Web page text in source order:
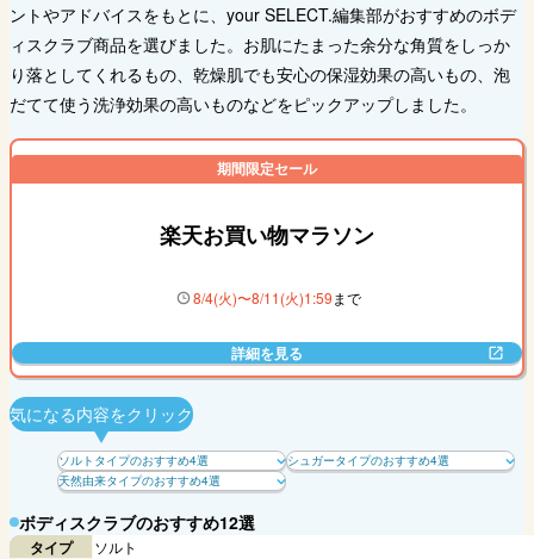
ントやアドバイスをもとに、your SELECT.編集部がおすすめのボデ
ィスクラブ商品を選びました。お肌にたまった余分な角質をしっか
り落としてくれるもの、乾燥肌でも安心の保湿効果の高いもの、泡
だてて使う洗浄効果の高いものなどをピックアップしました。
期間限定セール
楽天お買い物マラソン
8/4(火)〜8/11(火)1:59まで
詳細を見る
気になる内容をクリック
ソルトタイプのおすすめ4選
シュガータイプのおすすめ4選
天然由来タイプのおすすめ4選
ボディスクラブのおすすめ12選
タイプ ソルト